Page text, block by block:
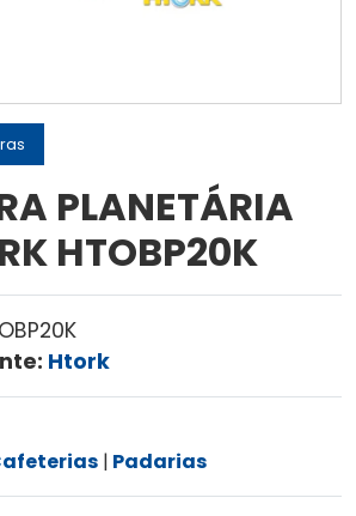
PLANETÁRIA
HTOBP20K
Htork
Padarias